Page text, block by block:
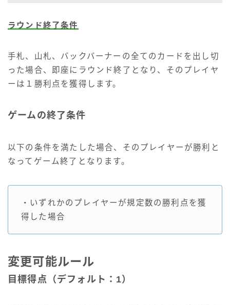
ラウンド終了条件
手札、山札、バックバーナーの全てのカードを出し切
った場合、即座にラウンド終了となり、そのプレイヤ
ーは１勝利点を獲得します。
ゲームの終了条件
以下の条件を満たした場合、そのプレイヤーが勝利と
なってゲーム終了となります。
・いずれかのプレイヤーが規定数の勝利点を獲
得した場合
変更可能ルール
目標得点（デフォルト：1）